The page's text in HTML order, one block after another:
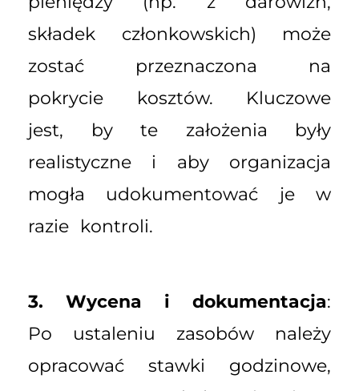
składek członkowskich) może
zostać przeznaczona na
pokrycie kosztów. Kluczowe
jest, by te założenia były
realistyczne i aby organizacja
mogła udokumentować je w
razie kontroli.
3. Wycena i dokumentacja:
Po ustaleniu zasobów należy
opracować stawki godzinowe,